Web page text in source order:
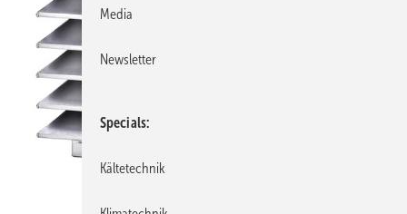
Media
Newsletter
Specials
Kältetechnik